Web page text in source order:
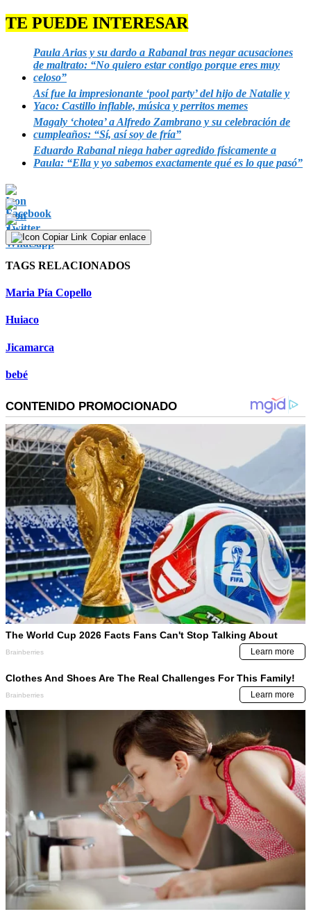
TE PUEDE INTERESAR
Paula Arias y su dardo a Rabanal tras negar acusaciones
de maltrato: “No quiero estar contigo porque eres muy
celoso”
Así fue la impresionante ‘pool party’ del hijo de Natalie y
Yaco: Castillo inflable, música y perritos memes
Magaly ‘chotea’ a Alfredo Zambrano y su celebración de
cumpleaños: “Sí, así soy de fría”
Eduardo Rabanal niega haber agredido físicamente a
Paula: “Ella y yo sabemos exactamente qué es lo que pasó”
Copiar enlace
TAGS RELACIONADOS
Maria Pía Copello
Huiaco
Jicamarca
bebé